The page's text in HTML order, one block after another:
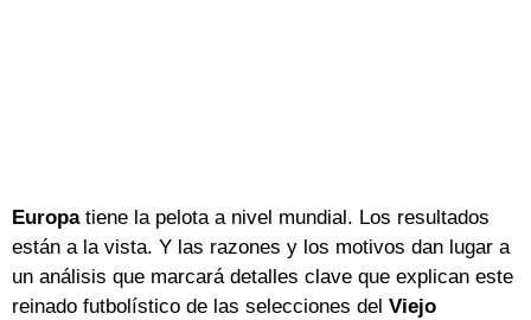
Europatiene la pelota a nivel mundial. Los resultados
están a la vista. Y las razones y los motivos dan lugar a
un análisis que marcará detalles clave que explican este
reinado futbolístico de las selecciones del Viejo